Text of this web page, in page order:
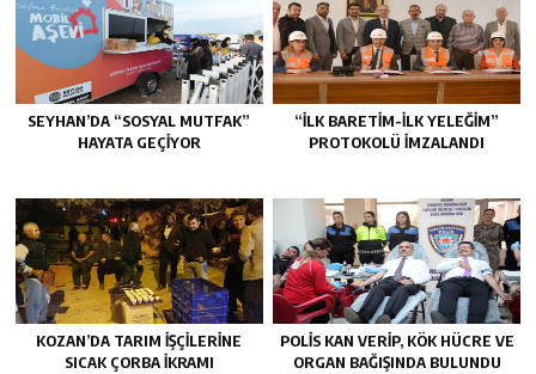
SEYHAN’DA “SOSYAL MUTFAK”
HAYATA GEÇİYOR
“İLK BARETİM-İLK YELEĞİM”
PROTOKOLÜ İMZALANDI
KOZAN’DA TARIM IŞÇILERINE
SICAK ÇORBA IKRAMI
POLİS KAN VERİP, KÖK HÜCRE VE
ORGAN BAĞIŞINDA BULUNDU